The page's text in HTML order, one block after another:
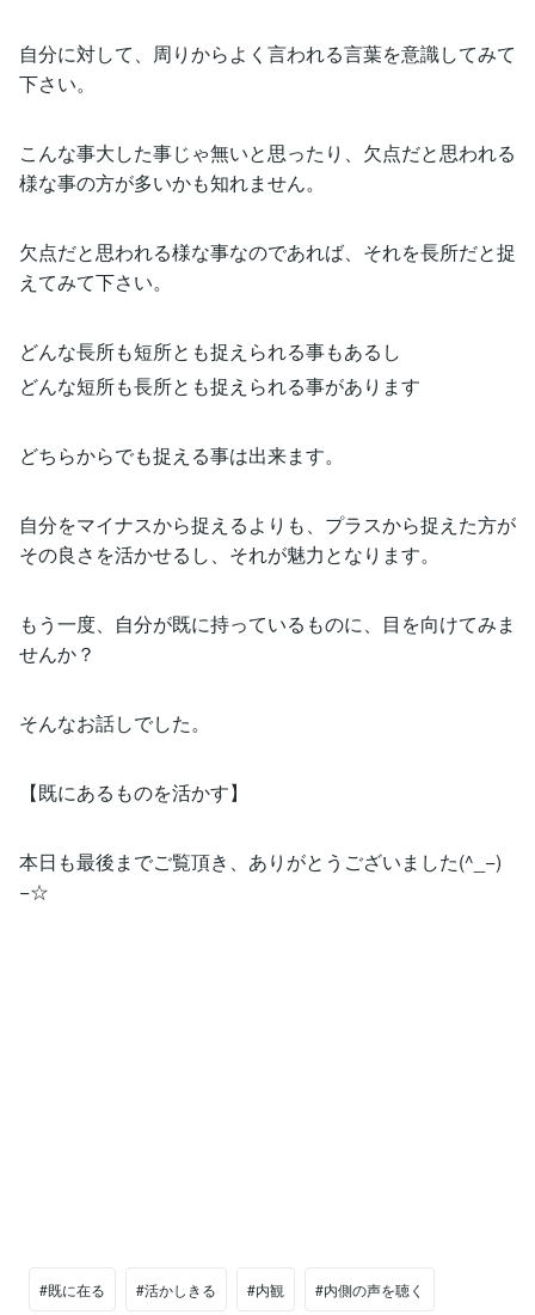
自分に対して、周りからよく言われる言葉を意識してみて
下さい。
こんな事大した事じゃ無いと思ったり、欠点だと思われる
様な事の方が多いかも知れません。
欠点だと思われる様な事なのであれば、それを長所だと捉
えてみて下さい。
どんな長所も短所とも捉えられる事もあるし
どんな短所も長所とも捉えられる事があります
どちらからでも捉える事は出来ます。
自分をマイナスから捉えるよりも、プラスから捉えた方が
その良さを活かせるし、それが魅力となります。
もう一度、自分が既に持っているものに、目を向けてみま
せんか？
そんなお話しでした。
【既にあるものを活かす】
本日も最後までご覧頂き、ありがとうございました(^_−)
−☆
#既に在る #活かしきる #内観 #内側の声を聴く